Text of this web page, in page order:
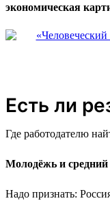
экономическая
Есть ли
Где работодателю
Молодёжь и средний
Надо признать: